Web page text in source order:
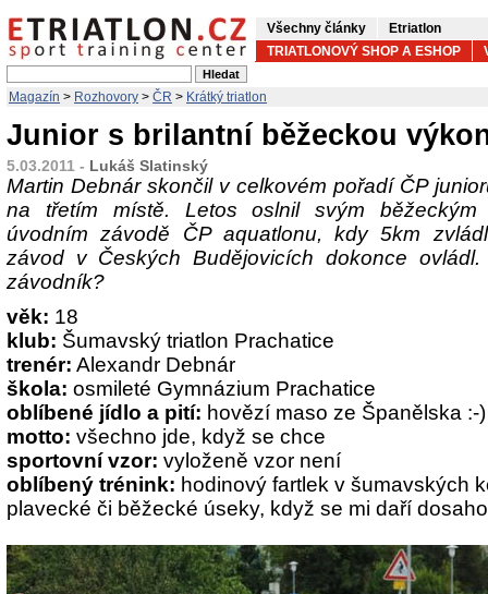
Všechny články
Etriatlon
TRIATLONOVÝ SHOP A ESHOP
Magazín > Rozhovory > ČR > Krátký triatlon
Junior s brilantní běžeckou
5.03.2011 - Lukáš Slatinský
Martin Debnár skončil v celkovém pořadí ČP
na třetím místě. Letos oslnil svým běžeckým
úvodním závodě ČP aquatlonu, kdy 5km
závod v Českých Budějovicích dokonce
závodník?
věk: 18
klub: Šumavský triatlon Prachatice
trenér: Alexandr Debnár
škola: osmileté Gymnázium Prachatice
oblíbené jídlo a pití: hovězí maso ze Španělska :-)
motto: všechno jde, když se chce
sportovní vzor: vyloženě vzor není
oblíbený trénink: hodinový fartlek v šumavských
plavecké či běžecké úseky, když se mi daří